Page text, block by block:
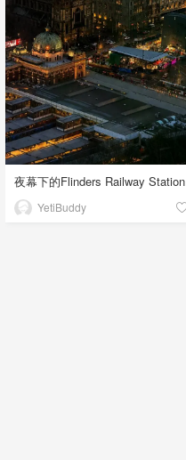
夜幕下的Flinders Railway Station
YetiBuddy